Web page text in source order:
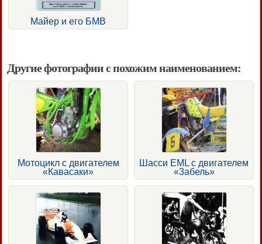
Майер и его БМВ
Другие фотографии с похожим наименованием:
Мотоцикл с двигателем
«Кавасаки»
Шасси EML с двигателем
«3абель»